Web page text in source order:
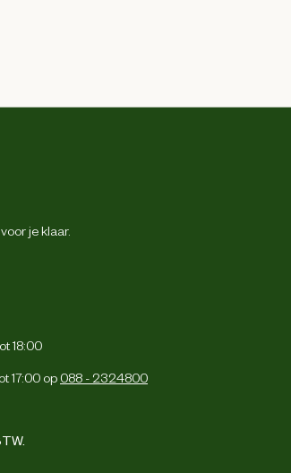
je klaar.
18:00
17:00 op 088 - 2324800